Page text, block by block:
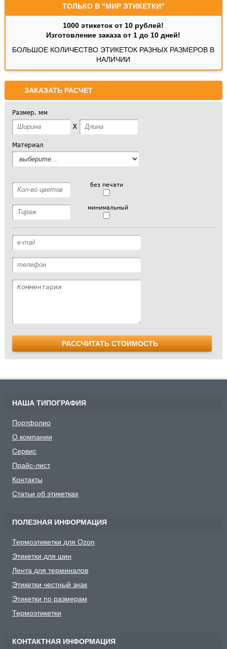
ТОЛЬКО В "МИР ЭТИКЕТКИ"
1000 этикеток от 10 рублей!
Изготовление заказа от 1 до 10 дней!
БОЛЬШОЕ КОЛИЧЕСТВО ЭТИКЕТОК РАЗНЫХ РАЗМЕРОВ В
НАЛИЧИИ
ЗАКАЗАТЬ РАСЧЕТ
Размер, мм
X
Материал
без печати
минимальный
РАССЧИТАТЬ СТОИМОСТЬ
НАША ТИПОГРАФИЯ
Портфолио
О компании
Сервис
Прайс-лист
Контакты
Статьи об этикетках
ПОЛЕЗНАЯ ИНФОРМАЦИЯ
Термоэтикетки для Ozon
Этикетки для шин
Лента для терминалов
Этикетки честный знак
Этикетки по размерам
Термоэтикетки
КОНТАКТНАЯ ИНФОРМАЦИЯ